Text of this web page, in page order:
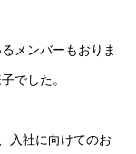
メンバーもおりま
でした。
入社に向けてのお